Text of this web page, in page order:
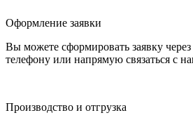
Оформление заявки
Вы можете сформировать заявку
телефону или напрямую связаться с
Производство и отгрузка